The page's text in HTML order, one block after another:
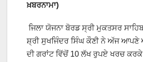
ਖ਼ਬਰਨਾਮਾ)
ਜਿਲਾ ਯੋਜਨਾ ਬੋਰਡ ਸ੍ਰੀ ਮੁਕਤਸਰ
ਸ਼੍ਰੀ ਸੁਖਜਿੰਦਰ ਸਿੰਘ ਕੌਣੀ ਨੇ ਅੱਜ ਆਪਣੇ
ਦੀ ਗਰਾਂਟ ਵਿੱਚੋਂ 10 ਲੱਖ ਰੁਪਏ ਖਰਚ ਕਰਕੇ